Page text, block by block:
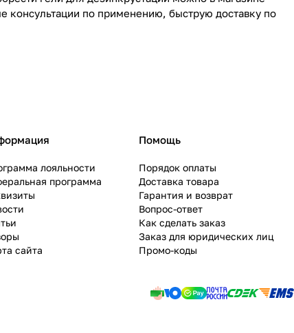
консультации по применению, быструю доставку по
лояльности
программа
сайта
Помощь
Порядок оплаты
Доставка товара
Гарантия и возврат
Вопрос-ответ
Как сделать заказ
Заказ для юридических лиц
Промо-коды